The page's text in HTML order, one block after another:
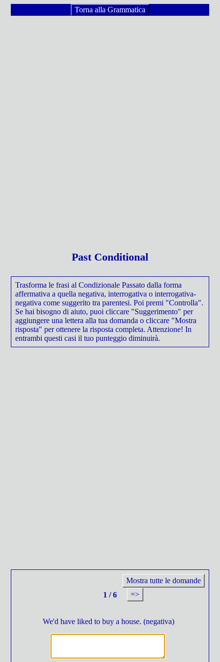
Torna alla Grammatica
Past Conditional
Trasforma le frasi al Condizionale Passato dalla forma
affermativa a quella negativa, interrogativa o interrogativa-
negativa come suggerito tra parentesi. Poi premi "Controlla".
Se hai bisogno di aiuto, puoi cliccare "Suggerimento" per
aggiungere una lettera alla tua domanda o cliccare "Mostra
risposta" per ottenere la risposta completa. Attenzione! In
entrambi questi casi il tuo punteggio diminuirà.
Mostra tutte le domande
1 / 6
=>
We'd have liked to buy a house. (negativa)